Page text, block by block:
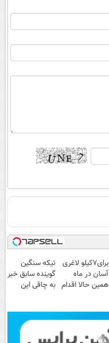
برای7کیلو لاغری
آسان در ماه
همین حالا اقدام
تیکه سنگین
گوینده سابق خبر
به چاقی این
چیشد